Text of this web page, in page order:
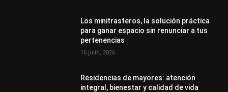
Los minitrasteros, la solución práctica
para ganar espacio sin renunciar a tus
pertenencias
16 julio, 2026
Residencias de mayores: atención
integral, bienestar y calidad de vida